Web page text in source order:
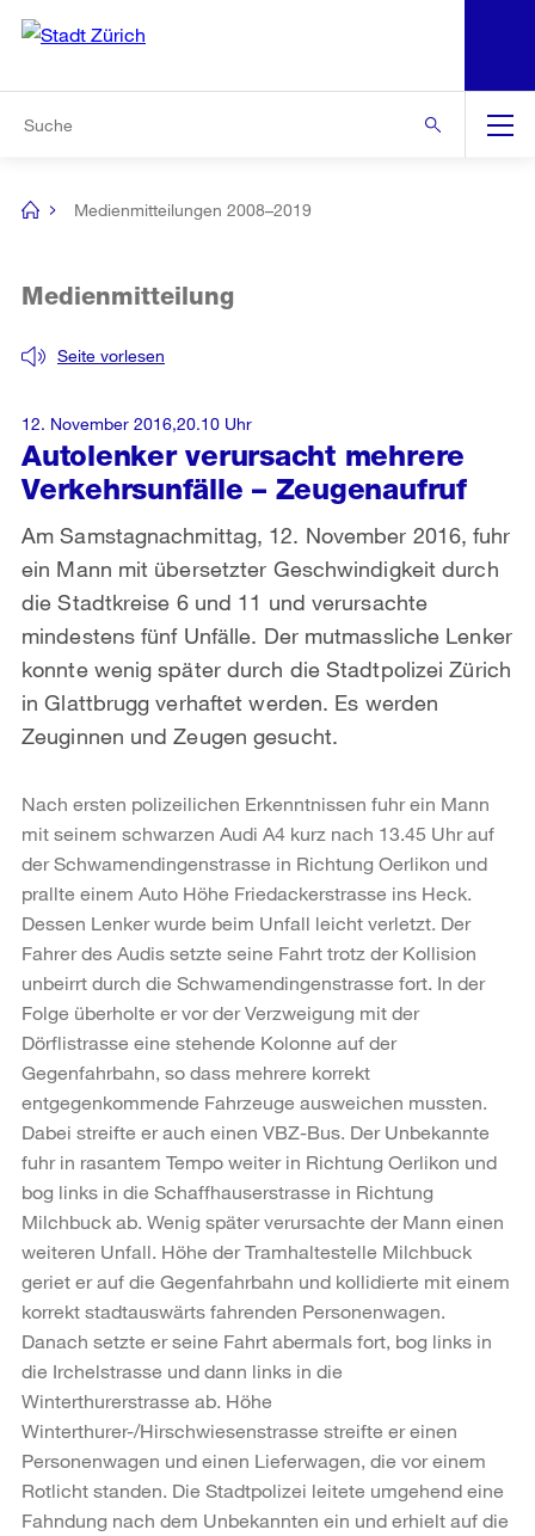
Navigation
[no
Medienmitteilungen 2008–2019
Autolenker verursacht mehrere
Verkehrsunfälle – Zeugenaufruf
Seite vorlesen
Medienmitteilung
Am Samstagnachmittag, 12. November 2016, fuhr
ein Mann mit übersetzter Geschwindigkeit durch
die Stadtkreise 6 und 11 und verursachte
mindestens fünf Unfälle. Der mutmassliche Lenker
konnte wenig später durch die Stadtpolizei Zürich
in Glattbrugg verhaftet werden. Es werden
Zeuginnen und Zeugen gesucht.
12. November 2016,20.10 Uhr
Nach ersten polizeilichen Erkenntnissen fuhr ein Mann
mit seinem schwarzen Audi A4 kurz nach 13.45 Uhr auf
der Schwamendingenstrasse in Richtung Oerlikon und
prallte einem Auto Höhe Friedackerstrasse ins Heck.
Dessen Lenker wurde beim Unfall leicht verletzt. Der
Fahrer des Audis setzte seine Fahrt trotz der Kollision
unbeirrt durch die Schwamendingenstrasse fort. In der
Folge überholte er vor der Verzweigung mit der
Dörflistrasse eine stehende Kolonne auf der
Gegenfahrbahn, so dass mehrere korrekt
entgegenkommende Fahrzeuge ausweichen mussten.
Dabei streifte er auch einen VBZ-Bus. Der Unbekannte
fuhr in rasantem Tempo weiter in Richtung Oerlikon und
bog links in die Schaffhauserstrasse in Richtung
Milchbuck ab. Wenig später verursachte der Mann einen
weiteren Unfall. Höhe der Tramhaltestelle Milchbuck
geriet er auf die Gegenfahrbahn und kollidierte mit einem
korrekt stadtauswärts fahrenden Personenwagen.
Danach setzte er seine Fahrt abermals fort, bog links in
die Irchelstrasse und dann links in die
Winterthurerstrasse ab. Höhe
Winterthurer-/Hirschwiesenstrasse streifte er einen
Personenwagen und einen Lieferwagen, die vor einem
Rotlicht standen. Die Stadtpolizei leitete umgehend eine
Fahndung nach dem Unbekannten ein und erhielt auf die